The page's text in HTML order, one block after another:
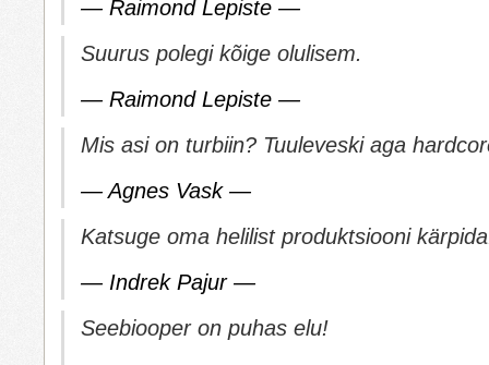
— Raimond Lepiste —
Suurus polegi kõige olulisem.
— Raimond Lepiste —
Mis asi on turbiin? Tuuleveski aga
— Agnes Vask —
Katsuge oma helilist produktsiooni
— Indrek Pajur —
Seebiooper on puhas elu!